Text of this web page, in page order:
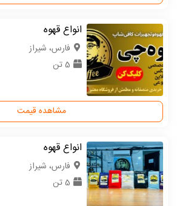
انواع قهوه
فارس، شیراز
5 تن
مشاهده قیمت
انواع قهوه
فارس، شیراز
5 تن